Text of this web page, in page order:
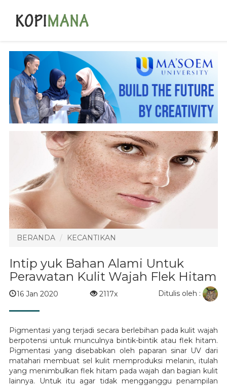
BERANDA KECANTIKAN
Intip yuk Bahan Alami Untuk
Perawatan Kulit Wajah Flek Hitam
16 Jan 2020 2117x Ditulis oleh :
Pigmentasi yang terjadi secara berlebihan pada kulit wajah
berpotensi untuk munculnya bintik-bintik atau flek hitam.
Pigmentasi yang disebabkan oleh paparan sinar UV dari
matahari membuat sel kulit memproduksi melanin, itulah
yang menimbulkan flek hitam pada wajah dan bagian kulit
lainnya. Untuk itu agar tidak mengganggu penampilan